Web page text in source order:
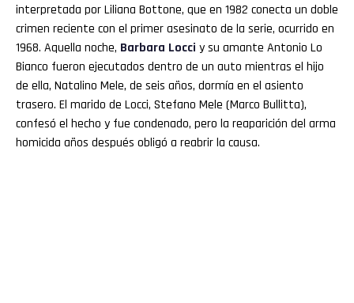
interpretada por Liliana Bottone, que en 1982 conecta un doble
crimen reciente con el primer asesinato de la serie, ocurrido en
1968. Aquella noche, Barbara Locci y su amante Antonio Lo
Bianco fueron ejecutados dentro de un auto mientras el hijo
de ella, Natalino Mele, de seis años, dormía en el asiento
trasero. El marido de Locci, Stefano Mele (Marco Bullitta),
confesó el hecho y fue condenado, pero la reaparición del arma
homicida años después obligó a reabrir la causa.